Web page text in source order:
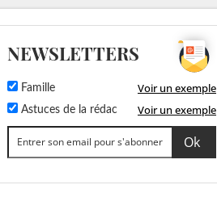
NEWSLETTERS
Famille Voir un exemple
Astuces de la rédac Voir un exemple